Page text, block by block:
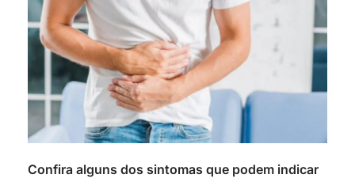
Confira alguns dos sintomas que podem indicar